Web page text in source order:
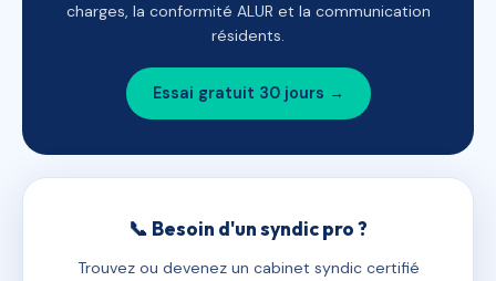
charges, la conformité ALUR et la communication
résidents.
Essai gratuit 30 jours →
📞 Besoin d'un syndic pro ?
Trouvez ou devenez un cabinet syndic certifié